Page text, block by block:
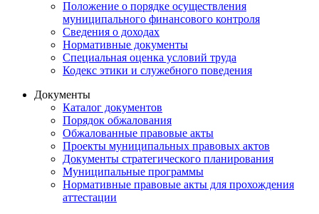
Положение о порядке осуществления
муниципального финансового контроля
Сведения о доходах
Нормативные документы
Специальная оценка условий труда
Кодекс этики и служебного поведения
Документы
Каталог документов
Порядок обжалования
Обжалованные правовые акты
Проекты муниципальных правовых актов
Документы стратегического планирования
Муниципальные программы
Нормативные правовые акты для прохождения
аттестации